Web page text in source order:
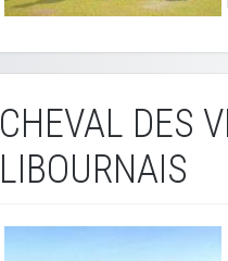
CHEVAL DES
LIBOURNAIS